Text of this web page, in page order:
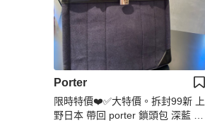
Porter
限時特價❤️✅大特價。拆封99新 上
野日本 帶回 porter 鎖頭包 深藍 真